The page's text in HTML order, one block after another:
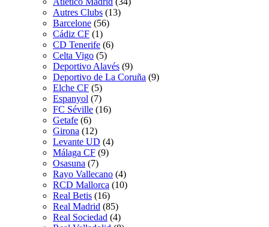
Autres Clubs (13)
Barcelone (56)
Cádiz CF (1)
CD Tenerife (6)
Celta Vigo (5)
Deportivo Alavés (9)
Deportivo de La Coruña (9)
Elche CF (5)
Espanyol (7)
FC Séville (16)
Getafe (6)
Girona (12)
Levante UD (4)
Málaga CF (9)
Osasuna (7)
Rayo Vallecano (4)
RCD Mallorca (10)
Real Betis (16)
Real Madrid (85)
Real Sociedad (4)